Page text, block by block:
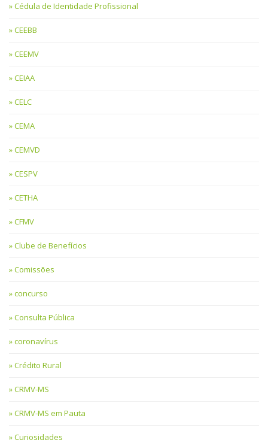
Cédula de Identidade Profissional
CEEBB
CEEMV
CEIAA
CELC
CEMA
CEMVD
CESPV
CETHA
CFMV
Clube de Benefícios
Comissões
concurso
Consulta Pública
coronavírus
Crédito Rural
CRMV-MS
CRMV-MS em Pauta
Curiosidades